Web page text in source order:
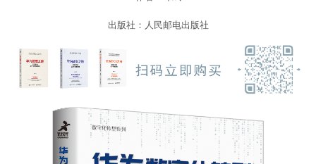
出版社：人民邮电出版社